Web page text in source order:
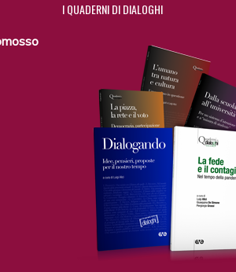
IQUADERNI DI DIALOGHI